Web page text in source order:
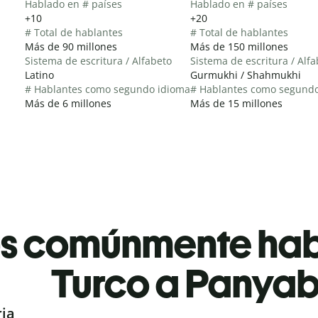
Hablado en # países
+10
# Total de hablantes
Más de 90 millones
Sistema de escritura / Alfabeto
Latino
# Hablantes como segundo idioma
Más de 6 millones
Hablado en # países
+20
# Total de hablantes
Más de 150 millones
Sistema de escritura /
Gurmukhi / Shahmukhi
# Hablantes como
Más de 15 millones
comúnmente
Turco a